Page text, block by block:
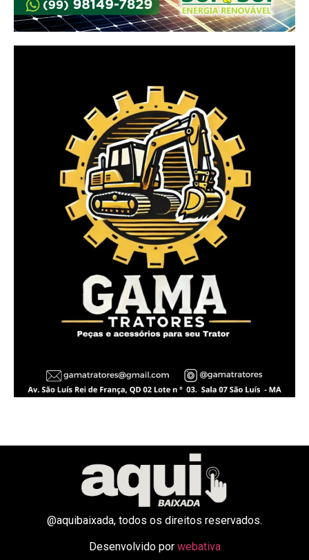
@aquibaixada, todos os direitos reservados.
Desenvolvido por webativa